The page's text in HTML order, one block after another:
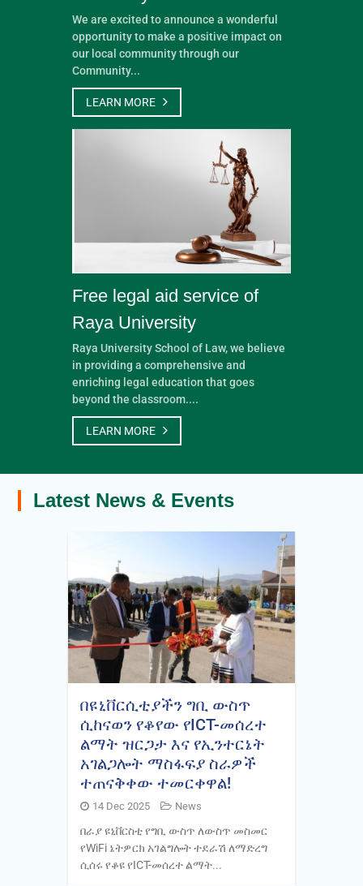
We are excited to announce a wonderful
opportunity to make a positive impact on
our local community through our
Community...
LEARN MORE
Free legal aid service of
Raya University
Raya University School of Law, we believe
in providing a comprehensive and
enriching legal education that goes
beyond the classroom....
LEARN MORE
Latest News & Events
በዩኒቨርሲቲያችን ግቢ ውስጥ
ሲከናወን የቆየው የICT-መሰረተ
ልማት ዝርጋታ እና የኢንተርኔት
አገልጋሎት ማስፋፍያ ስራዎች
ተጠናቅቀው ተመርቀዋል!
14 Dec 2025 News
በራያ ዩኒቨርስቲ የግቢ ውስጥ ለውስጥ መስመር
የWiFi ኔትዎርክ አገልግሎት ተደራሽ ለማድረግ
ሲሰሩ የቆዩ የICT-መሰረተ ልማት...